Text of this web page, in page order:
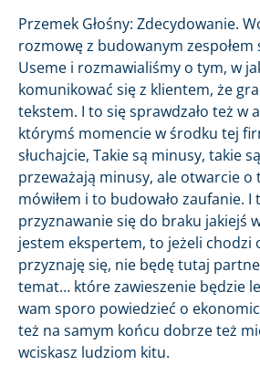
Przemek Głośny: Zdecydowanie.
rozmowę z budowanym zespołem
Useme i rozmawialiśmy o tym, w
komunikować się z klientem, że
tekstem. I to się sprawdzało też w
którymś momencie w środku tej
słuchajcie, Takie są minusy, takie
przeważają minusy, ale otwarcie o
mówiłem i to budowało zaufanie.
przyznawanie się do braku jakiejś
jestem ekspertem, to jeżeli chodzi
przyznaję się, nie będę tutaj
temat… które zawieszenie będzie
wam sporo powiedzieć o
też na samym końcu dobrze też
wciskasz ludziom kitu.